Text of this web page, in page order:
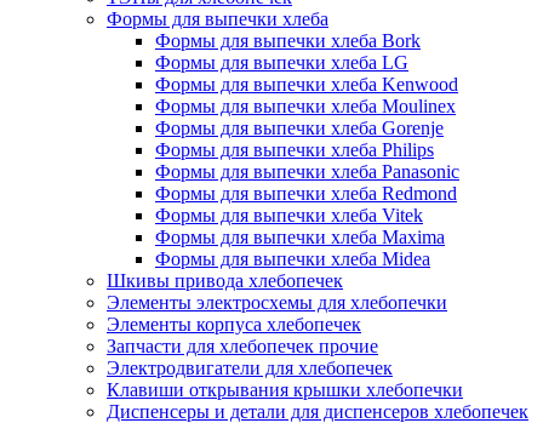
Формы для выпечки хлеба
Формы для выпечки хлеба Bork
Формы для выпечки хлеба LG
Формы для выпечки хлеба Kenwood
Формы для выпечки хлеба Moulinex
Формы для выпечки хлеба Gorenje
Формы для выпечки хлеба Philips
Формы для выпечки хлеба Panasonic
Формы для выпечки хлеба Redmond
Формы для выпечки хлеба Vitek
Формы для выпечки хлеба Maxima
Формы для выпечки хлеба Midea
Шкивы привода хлебопечек
Элементы электросхемы для хлебопечки
Элементы корпуса хлебопечек
Запчасти для хлебопечек прочие
Электродвигатели для хлебопечек
Клавиши открывания крышки хлебопечки
Диспенсеры и детали для диспенсеров хлебопечек